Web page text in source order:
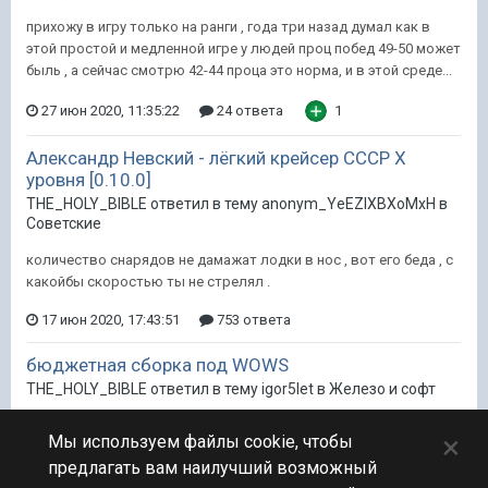
прихожу в игру только на ранги , года три назад думал как в
этой простой и медленной игре у людей проц побед 49-50 может
быль , а сейчас смотрю 42-44 проца это норма, и в этой среде...
27 июн 2020, 11:35:22 24 ответа 1
Александр Невский - лёгкий крейсер СССР Х
уровня [0.10.0]
THE_HOLY_BIBLE ответил в тему anonym_YeEZIXBXoMxH в
Советские
количество снарядов не дамажат лодки в нос , вот его беда , с
какойбы скоростью ты не стрелял .
17 июн 2020, 17:43:51 753 ответа
бюджетная сборка под WOWS
THE_HOLY_BIBLE ответил в тему igor5let в Железо и софт
оперативки не менее 10 желательно а для прогруза с самого
начала упоротые фанаты юзают ссд
Мы используем файлы cookie, чтобы
предлагать вам наилучший возможный
×